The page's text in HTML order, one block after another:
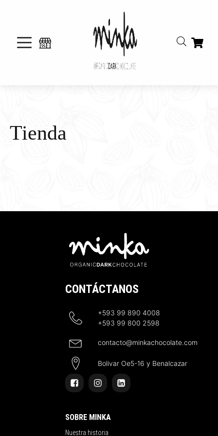
Tienda
CONTÁCTANOS
+593 99 890 4008
+593 99 800 2598
contacto@minkachocolate.com
Bolivar Oe5-16 y Benalcazar
SOBRE MINKA
Nuestra historia